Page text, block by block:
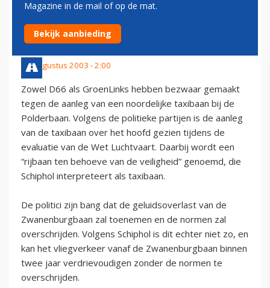
TEGEN DE ZIN VAN POLITIEKE
PARTIJEN
18 augustus 2003 - 2:00
Zowel D66 als GroenLinks hebben bezwaar gemaakt
tegen de aanleg van een noordelijke taxibaan bij de
Polderbaan. Volgens de politieke partijen is de aanleg
van de taxibaan over het hoofd gezien tijdens de
evaluatie van de Wet Luchtvaart. Daarbij wordt een
“rijbaan ten behoeve van de veiligheid” genoemd, die
Schiphol interpreteert als taxibaan.
De politici zijn bang dat de geluidsoverlast van de
Zwanenburgbaan zal toenemen en de normen zal
overschrijden. Volgens Schiphol is dit echter niet zo, en
kan het vliegverkeer vanaf de Zwanenburgbaan binnen
twee jaar verdrievoudigen zonder de normen te
overschrijden.
Magazine in de mail of op de mat.
Bekijk aanbieding